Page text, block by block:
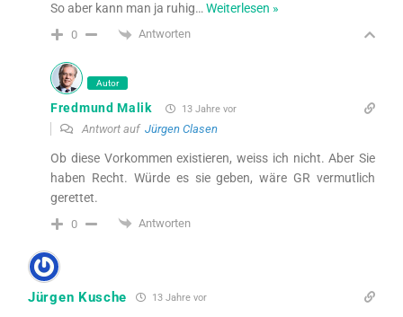
So aber kann man ja ruhig…Weiterlesen »
0 Antworten
Autor
Fredmund Malik 13 Jahre vor
Antwort auf Jürgen Clasen
Ob diese Vorkommen existieren, weiss ich nicht. Aber Sie
haben Recht. Würde es sie geben, wäre GR vermutlich
gerettet.
0 Antworten
Jürgen Kusche 13 Jahre vor